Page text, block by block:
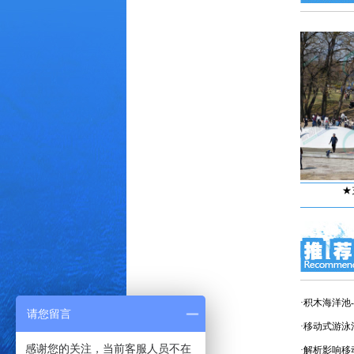
★充气蹦蹦云★
·积木海洋
·移动式游
·解析影响
请您留言
感谢您的关注，当前客服人员不在